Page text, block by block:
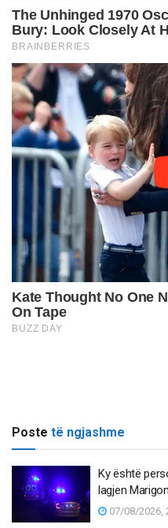
Poste të ngjashme
Ky është
lagjen
07/08/2026,